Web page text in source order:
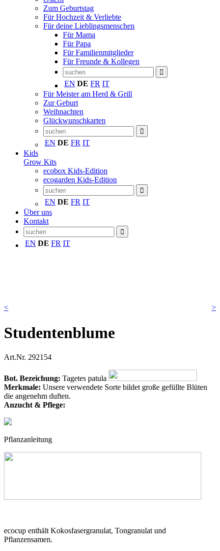
Zum Geburtstag
Für Hochzeit & Verliebte
Für deine Lieblingsmenschen
Für Mama
Für Papa
Für Familienmitglieder
Für Freunde & Kollegen
EN DE FR IT
Für Meister am Herd & Grill
Zur Geburt
Weihnachten
Glückwunschkarten
EN DE FR IT
Kids
Grow Kits
ecobox Kids-Edition
ecogarden Kids-Edition
EN DE FR IT
Über uns
Kontakt
EN DE FR IT
< >
Studentenblume
Art.Nr. 292154
Bot. Bezeichung: Tagetes patula
Merkmale: Unsere verwendete Sorte bildet große gefüllte Blüten
die angenehm duften.
Anzucht & Pflege:
Pflanzanleitung
ecocup enthält Kokosfasergranulat, Tongranulat und
Pflanzensamen.